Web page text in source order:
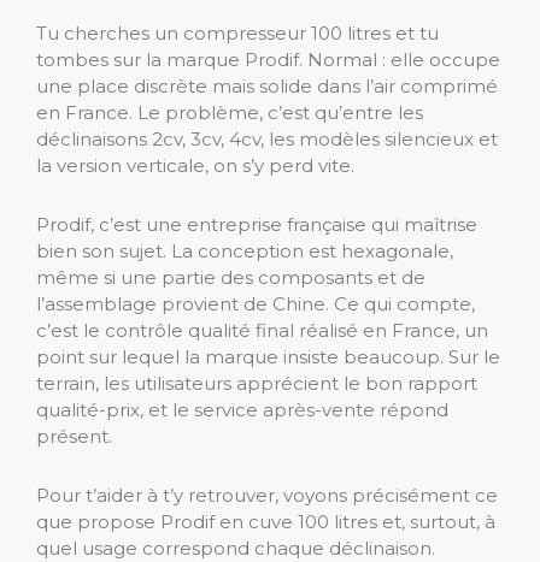
Tu cherches un compresseur 100 litres et tu
tombes sur la marque Prodif. Normal : elle occupe
une place discrète mais solide dans l’air comprimé
en France. Le problème, c’est qu’entre les
déclinaisons 2cv, 3cv, 4cv, les modèles silencieux et
la version verticale, on s’y perd vite.
Prodif, c’est une entreprise française qui maîtrise
bien son sujet. La conception est hexagonale,
même si une partie des composants et de
l’assemblage provient de Chine. Ce qui compte,
c’est le contrôle qualité final réalisé en France, un
point sur lequel la marque insiste beaucoup. Sur le
terrain, les utilisateurs apprécient le bon rapport
qualité-prix, et le service après-vente répond
présent.
Pour t’aider à t’y retrouver, voyons précisément ce
que propose Prodif en cuve 100 litres et, surtout, à
quel usage correspond chaque déclinaison.